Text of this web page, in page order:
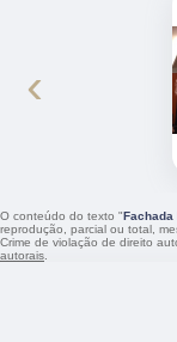
‹
O conteúdo do texto "Fachada
reprodução, parcial ou total,
Crime de violação de direito
autorais